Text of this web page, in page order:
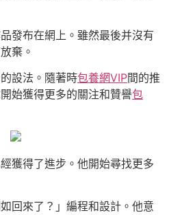
發布在網上。雖然最後并沒有
棄。
設法。隨著時包養網VIP間的推
始獲得更多的關注和贊譽包
獲得了進步。他開始尋找更多
回來了？」編程和設計。他意